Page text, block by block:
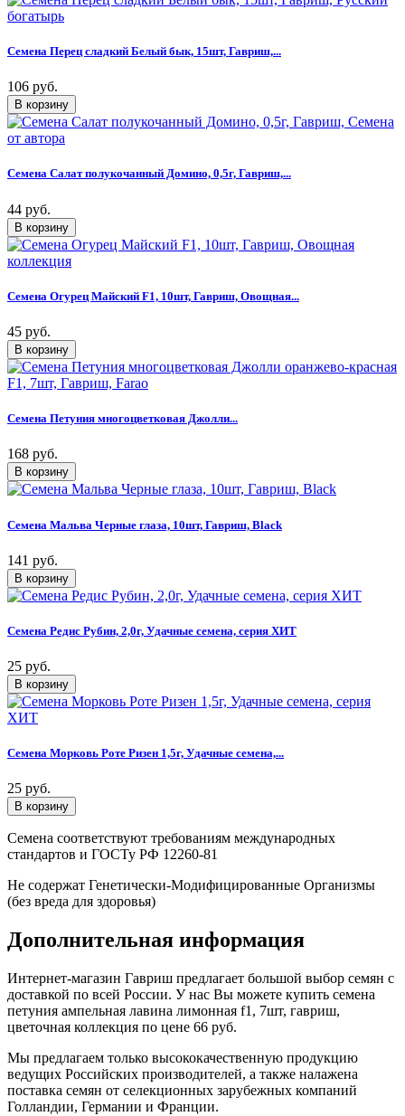
Семена Перец сладкий Белый бык, 15шт, Гавриш,...
106 руб.
Семена Салат полукочанный Домино, 0,5г, Гавриш,...
44 руб.
Семена Огурец Майский F1, 10шт, Гавриш, Овощная...
45 руб.
Семена Петуния многоцветковая Джолли...
168 руб.
Семена Мальва Черные глаза, 10шт, Гавриш, Black
141 руб.
Семена Редис Рубин, 2,0г, Удачные семена, серия ХИТ
25 руб.
Семена Морковь Роте Ризен 1,5г, Удачные семена,...
25 руб.
Семена соответствуют требованиям международных
стандартов и ГОСТу РФ 12260-81
Не содержат Генетически-Модифицированные Организмы
(без вреда для здоровья)
Дополнительная информация
Интернет-магазин Гавриш предлагает большой выбор семян с
доставкой по всей России. У нас Вы можете купить семена
петуния ампельная лавина лимонная f1, 7шт, гавриш,
цветочная коллекция по цене 66 руб.
Мы предлагаем только высококачественную продукцию
ведущих Российских производителей, а также налажена
поставка семян от селекционных зарубежных компаний
Голландии, Германии и Франции.